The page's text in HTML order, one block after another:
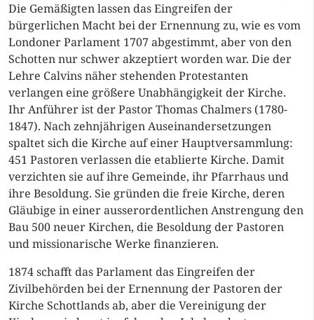
Die Gemäßigten lassen das Eingreifen der
bürgerlichen Macht bei der Ernennung zu, wie es vom
Londoner Parlament 1707 abgestimmt, aber von den
Schotten nur schwer akzeptiert worden war. Die der
Lehre Calvins näher stehenden Protestanten
verlangen eine größere Unabhängigkeit der Kirche.
Ihr Anführer ist der Pastor Thomas Chalmers (1780-
1847). Nach zehnjährigen Auseinandersetzungen
spaltet sich die Kirche auf einer Hauptversammlung:
451 Pastoren verlassen die etablierte Kirche. Damit
verzichten sie auf ihre Gemeinde, ihr Pfarrhaus und
ihre Besoldung. Sie gründen die freie Kirche, deren
Gläubige in einer ausserordentlichen Anstrengung den
Bau 500 neuer Kirchen, die Besoldung der Pastoren
und missionarische Werke finanzieren.
1874 schafft das Parlament das Eingreifen der
Zivilbehörden bei der Ernennung der Pastoren der
Kirche Schottlands ab, aber die Vereinigung der